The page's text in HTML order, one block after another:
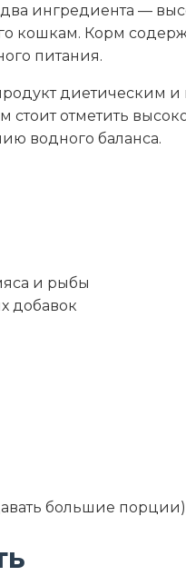
ингредиента —
кошкам. Корм
питания.
диетическим
стоит отметить
водного баланса.
и рыбы
добавок
большие порции)